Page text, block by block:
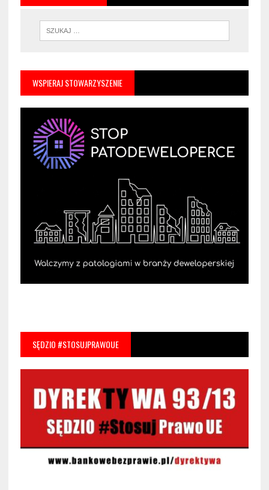
WSPIERAJ STOWARZYSZENIE
SĘDZIO #STOSUJPRAWOUE